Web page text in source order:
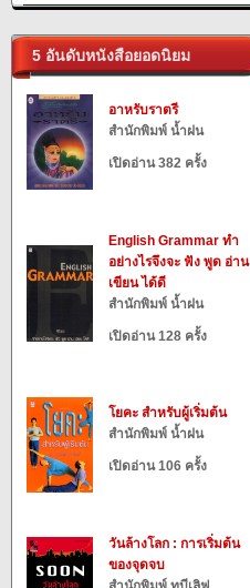
5 อันดับหนังสือยอดนิยม
อาหรับราตรี
สำนักพิมพ์ น้ำฝน
เปิดอ่าน 382 ครั้ง
English Grammar ทำ
อย่างไรจึงจะ ฟัง พูด อ่าน
เขียน ได้ดี
สำนักพิมพ์ น้ำฝน
เปิดอ่าน 128 ครั้ง
โยคะ สำหรับผู้เริ่มต้น
สำนักพิมพ์ น้ำฝน
เปิดอ่าน 106 ครั้ง
วันล้างโลก : การเริ่มต้น
ของจุดจบ